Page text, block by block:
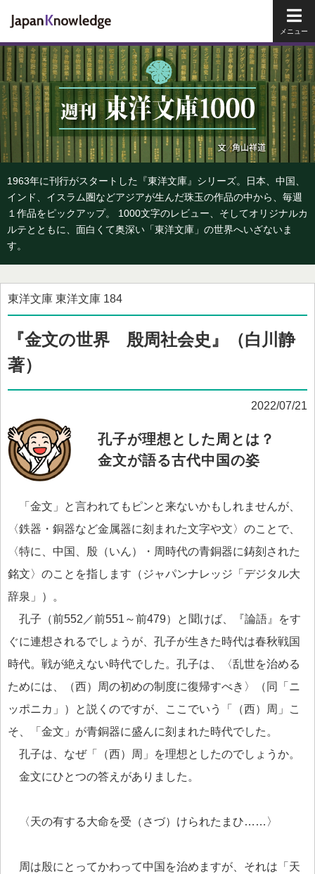
1963年に刊行がスタートした『東洋文庫』シリーズ。日本、中国、
インド、イスラム圏などアジアが生んだ珠玉の作品の中から、毎週
１作品をピックアップ。 1000文字のレビュー、そしてオリジナルカ
ルテとともに、面白くて奥深い「東洋文庫」の世界へいざないま
す。
東洋文庫 東洋文庫 184
『金文の世界 殷周社会史』（白川静
著）
2022/07/21
孔子が理想とした周とは？
金文が語る古代中国の姿
「金文」と言われてもピンと来ないかもしれませんが、
〈鉄器・銅器など金属器に刻まれた文字や文〉のことで、
〈特に、中国、殷（いん）・周時代の青銅器に鋳刻された
銘文〉のことを指します（ジャパンナレッジ「デジタル大
辞泉」）。
孔子（前552／前551～前479）と聞けば、『論語』をす
ぐに連想されるでしょうが、孔子が生きた時代は春秋戦国
時代。戦が絶えない時代でした。孔子は、〈乱世を治める
ためには、（西）周の初めの制度に復帰すべき〉（同「ニ
ッポニカ」）と説くのですが、ここでいう「（西）周」こ
そ、「金文」が青銅器に盛んに刻まれた時代でした。
孔子は、なぜ「（西）周」を理想としたのでしょうか。
金文にひとつの答えがありました。
〈天の有する大命を受（さづ）けられたまひ……〉
周は殷にとってかわって中国を治めますが、それは「天